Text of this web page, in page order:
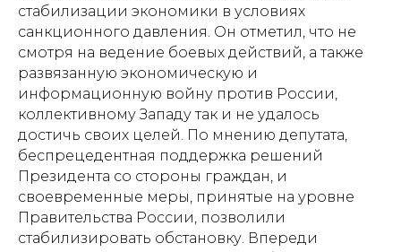
стабилизации экономики в условиях
санкционного давления. Он отметил, что не
смотря на ведение боевых действий, а также
развязанную экономическую и
информационную войну против России,
коллективному Западу так и не удалось
достичь своих целей. По мнению депутата,
беспрецедентная поддержка решений
Президента со стороны граждан, и
своевременные меры, принятые на уровне
Правительства России, позволили
стабилизировать обстановку. Впереди